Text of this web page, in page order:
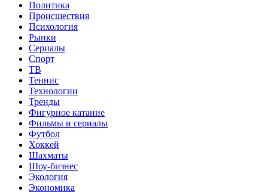
Политика
Происшествия
Психология
Рынки
Сериалы
Спорт
ТВ
Теннис
Технологии
Тренды
Фигурное катание
Фильмы и сериалы
Футбол
Хоккей
Шахматы
Шоу-бизнес
Экология
Экономика